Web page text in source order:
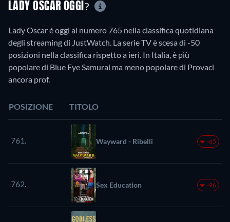
LADY OSCAR OGGI?
Lady Oscar è oggi al numero 765 nella classifica quotidiana
degli streaming di JustWatch. La serie TV è scesa di -50
posizioni nella classifica rispetto a ieri. In Italia, è più
popolare di Blue Eye Samurai ma meno popolare di Provaci
ancora prof.
POSIZIONE TITOLO
761. Wayward - Ribelli -65
762. Sex Education -96